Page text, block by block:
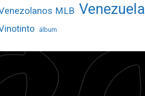
MLB Venezuela
álbum